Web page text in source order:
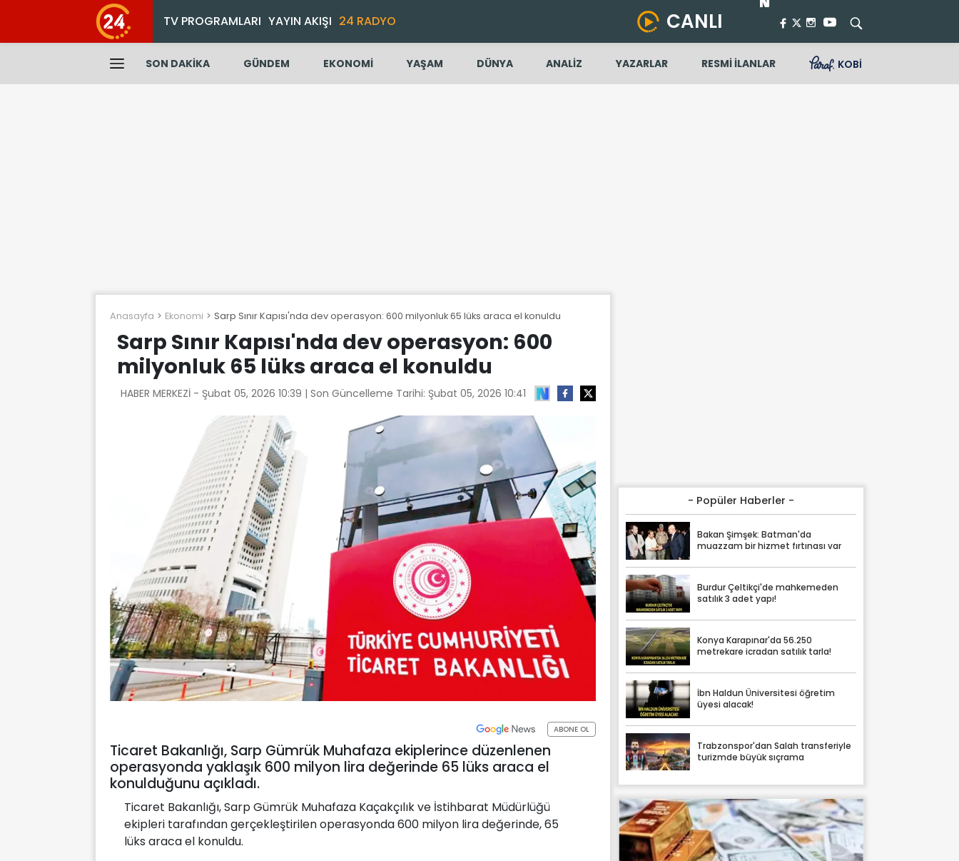
TV PROGRAMLARI YAYIN AKIŞI 24 RADYO CANLI
SON DAKİKA GÜNDEM EKONOMİ YAŞAM DÜNYA ANALİZ YAZARLAR RESMİ İLANLAR KOBİ
Anasayfa Ekonomi Sarp Sınır Kapısı'nda dev operasyon: 600 milyonluk 65 lüks araca el konuldu
Sarp Sınır Kapısı'nda dev operasyon: 600
milyonluk 65 lüks araca el konuldu
HABER MERKEZİ - Şubat 05, 2026 10:39 | Son Güncelleme Tarihi: Şubat 05, 2026 10:41
ABONE OL
Ticaret Bakanlığı, Sarp Gümrük Muhafaza ekiplerince düzenlenen
operasyonda yaklaşık 600 milyon lira değerinde 65 lüks araca el
konulduğunu açıkladı.
Ticaret Bakanlığı, Sarp Gümrük Muhafaza Kaçakçılık ve İstihbarat Müdürlüğü
ekipleri tarafından gerçekleştirilen operasyonda 600 milyon lira değerinde, 65
lüks araca el konuldu.
- Popüler Haberler -
Bakan Şimşek: Batman'da
muazzam bir hizmet fırtınası var
Burdur Çeltikçi'de mahkemeden
satılık 3 adet yapı!
Konya Karapınar'da 56.250
metrekare icradan satılık tarla!
İbn Haldun Üniversitesi öğretim
üyesi alacak!
Trabzonspor'dan Salah transferiyle
turizmde büyük sıçrama